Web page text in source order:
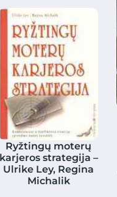
Ryžtingų moterų
karjeros strategija –
Ulrike Ley, Regina
Michalik